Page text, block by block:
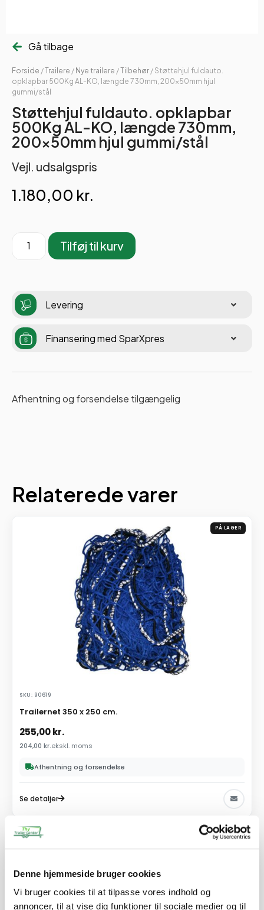
Denne hjemmeside bruger cookies
Vi bruger cookies til at tilpasse vores indhold og
annoncer, til at vise dig funktioner til sociale medier og til
Gå tilbage
Forside /Trailere / Nye trailere /Tilbehør / Støttehjul fuldauto.
opklapbar 500Kg AL-KO, længde 730mm, 200x50mm hjul
gummi/stål
Støttehjul fuldauto. opklapbar
500Kg AL-KO, længde 730mm,
200x50mm hjul gummi/stål
Vejl. udsalgspris
1.180,00 kr.
Tilføj til kurv
Levering
Finansering med SparXpres
Afhentning og forsendelse tilgængelig
Relaterede varer
PÅ LAGER
SKU: 90619
Trailernet 350 x 250 cm.
255,00kr.
204,00 kr.ekskl. moms
Afhentning og forsendelse
Se detaljer
PÅ LAGER